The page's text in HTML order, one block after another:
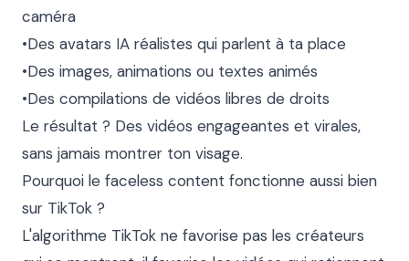
caméra
•Des avatars IA réalistes qui parlent à ta place
•Des images, animations ou textes animés
•Des compilations de vidéos libres de droits
Le résultat ? Des vidéos engageantes et virales,
sans jamais montrer ton visage.
Pourquoi le faceless content fonctionne aussi bien
sur TikTok ?
L'algorithme TikTok ne favorise pas les créateurs